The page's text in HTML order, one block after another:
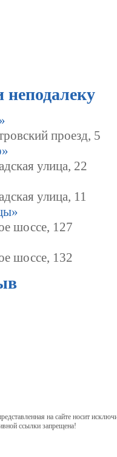
проезд, 5
улица, 22
улица, 11
шоссе, 127
шоссе, 132
на сайте носит
ссылки запрещена!